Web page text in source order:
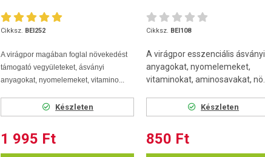
Cikksz. BEI252
A virágpor magában foglal növekedést
támogató vegyületeket, ásványi
anyagokat, nyomelemeket, vitamino...
Készleten
1 995 Ft
Cikksz. BEI108
A virágpor esszenciális ásványi
anyagokat, nyomelemeket,
vitaminokat, aminosavakat, nö...
Készleten
850 Ft